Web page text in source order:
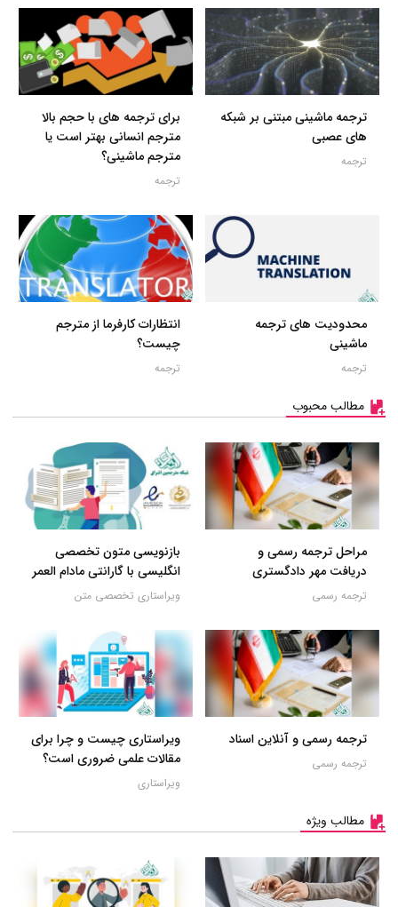
ترجمه ماشینی مبتنی بر شبکه
های عصبی
ترجمه
برای ترجمه های با حجم بالا
مترجم انسانی بهتر است یا
مترجم ماشینی؟
ترجمه
محدودیت های ترجمه
ماشینی
ترجمه
انتظارات کارفرما از مترجم
چیست؟
ترجمه
مطالب محبوب
مراحل ترجمه رسمی و
دریافت مهر دادگستری
ترجمه رسمی
بازنویسی متون تخصصی
انگلیسی با گارانتی مادام العمر
ویراستاری تخصصی متن
ترجمه رسمی و آنلاین اسناد
ترجمه رسمی
ویراستاری چیست و چرا برای
مقالات علمی ضروری است؟
ویراستاری
مطالب ویژه